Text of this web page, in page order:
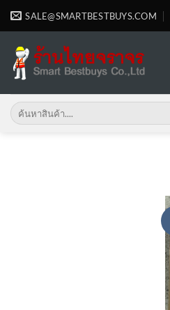
Skip
SALE@SMARTBESTBUYS.COM
Search
for: